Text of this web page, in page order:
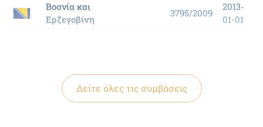
Βοσνία και
Ερζεγοβίνη
3795/2009
2013-
01-01
Δείτε όλες τις συμβάσεις